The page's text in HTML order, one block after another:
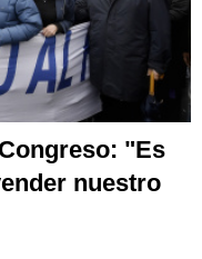
"Es
nuestro